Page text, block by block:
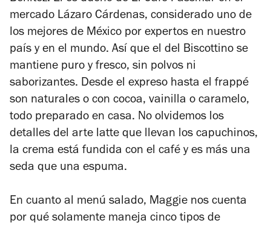
mercado Lázaro Cárdenas, considerado uno de
los mejores de México por expertos en nuestro
país y en el mundo. Así que el del Biscottino se
mantiene puro y fresco, sin polvos ni
saborizantes. Desde el expreso hasta el frappé
son naturales o con cocoa, vainilla o caramelo,
todo preparado en casa. No olvidemos los
detalles del arte latte que llevan los capuchinos,
la crema está fundida con el café y es más una
seda que una espuma.
En cuanto al menú salado, Maggie nos cuenta
por qué solamente maneja cinco tipos de